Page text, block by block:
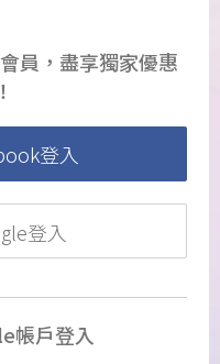
員，盡享獨家優惠
登入
登入
帳戶登入